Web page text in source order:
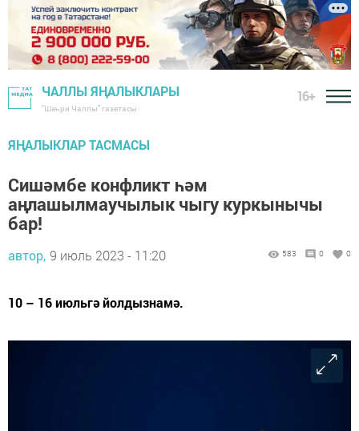
ЧАЛЛЫ ЯҢАЛЫКЛАРЫ
"Шәһри Чаллы" газетасы
16+
ЯҢАЛЫКЛАР ТАСМАСЫ
Сишәмбе конфликт һәм
аңлашылмаучылык чыгу куркынычы
бар!
автор, 9 июль 2023 - 11:20 583 0 0
10 – 16 июльгә йолдызнамә.